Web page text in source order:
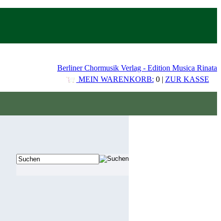
Berliner Chormusik Verlag - Edition Musica Rinata
MEIN WARENKORB: 0 | ZUR KASSE